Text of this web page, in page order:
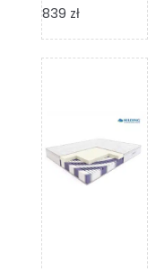
839 złZakres
od
839 zł